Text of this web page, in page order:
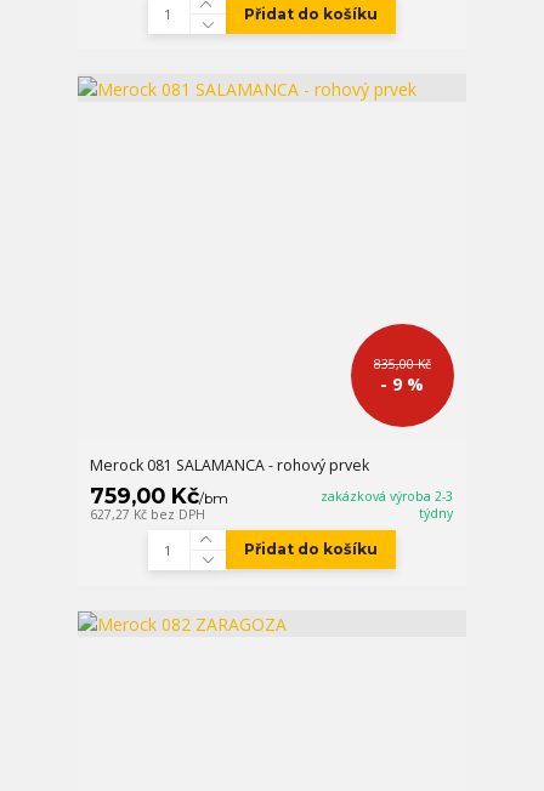
Přidat do košíku
835,00 Kč
- 9 %
Merock 081 SALAMANCA - rohový prvek
759,00 Kč/bm
627,27 Kč bez DPH
zakázková výroba 2-3
týdny
Přidat do košíku